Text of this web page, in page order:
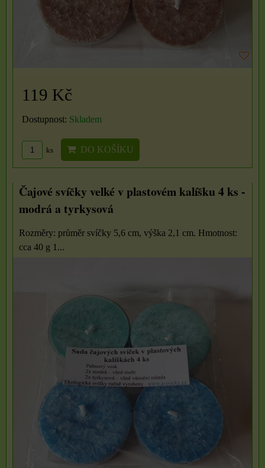
119 Kč
Dostupnost: Skladem
ks DO KOŠÍKU
Čajové svíčky velké v plastovém kalíšku 4 ks -
modrá a tyrkysová
Rozměry: průměr svíčky 5,6 cm, výška 2,1 cm. Hmotnost:
cca 40 g 1...